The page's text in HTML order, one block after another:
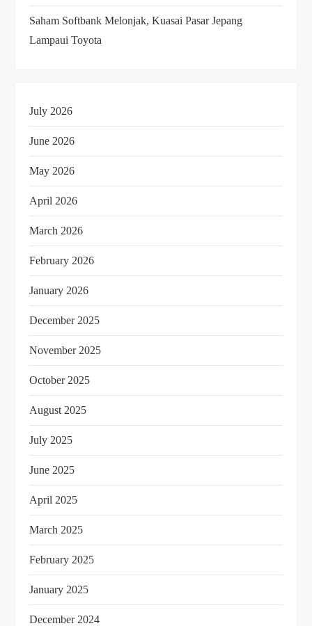
Saham Softbank Melonjak, Kuasai Pasar Jepang
Lampaui Toyota
July 2026
June 2026
May 2026
April 2026
March 2026
February 2026
January 2026
December 2025
November 2025
October 2025
August 2025
July 2025
June 2025
April 2025
March 2025
February 2025
January 2025
December 2024